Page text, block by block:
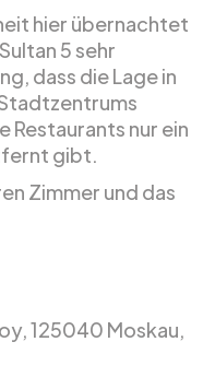
hier übernachtet
5 sehr
dass die Lage in
Restaurants nur ein
gibt.
Zimmer und das
125040 Moskau,